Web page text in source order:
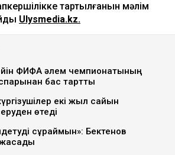
тартылғанын мәлім
Ulysmedia.kz.
ФИФА әлем чемпионатының
бас тартты
екі жыл сайын
өтеді
сұраймын»: Бектенов
жасады